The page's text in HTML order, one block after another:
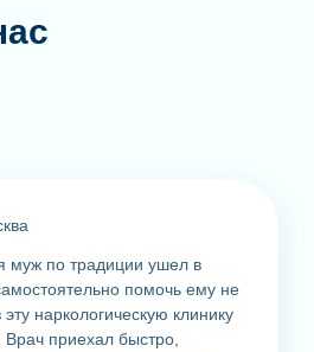
муж по традиции ушел в
помочь ему не
наркологическую клинику
приехал быстро,